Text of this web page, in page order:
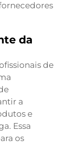
da
de
a
e
Essa
os